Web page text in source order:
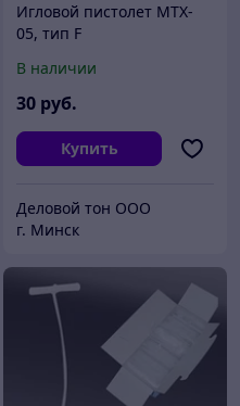
Игловой пистолет MTX-
05, тип F
В наличии
30 руб.
Купить
Деловой тон ООО
г. Минск